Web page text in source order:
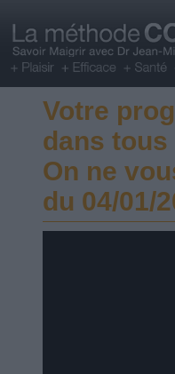
Votre
dans tous
On ne
du 04/01/